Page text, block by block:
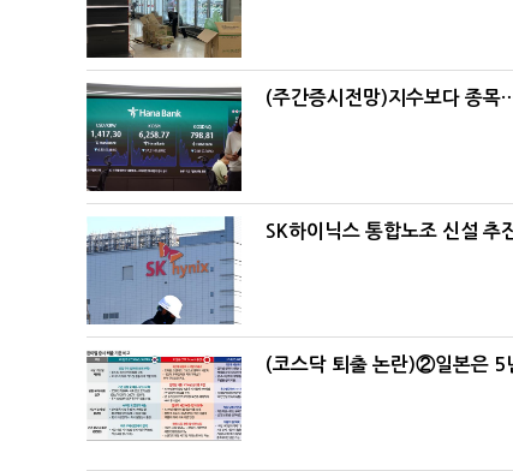
(주간증시전망)지수보다 종목
SK하이닉스 통합노조 신설
(코스닥 퇴출 논란)②일본은 5